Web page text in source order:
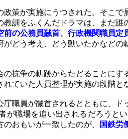
策が実施にうつされた。そこ
訓をふくんだドラマは、まだ
の公務員馘首、行政機関職員定
どう考え、どう動いたかなど
抗争の軌跡からたどることにす
ていた人員整理が実施の段階と
職員が馘首されるとともに、
が職場を追い出されるだろう
おもいが一致したのが、
国鉄労